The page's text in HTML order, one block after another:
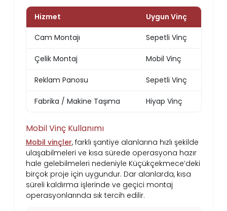
Hizmet Uygun Vinç
Cam Montajı Sepetli Vinç
Çelik Montaj Mobil Vinç
Reklam Panosu Sepetli Vinç
Fabrika / Makine Taşıma Hiyap Vinç
Mobil Vinç Kullanımı
Mobil vinçler, farklı şantiye alanlarına hızlı şekilde
ulaşabilmeleri ve kısa sürede operasyona hazır
hale gelebilmeleri nedeniyle Küçükçekmece’deki
birçok proje için uygundur. Dar alanlarda, kısa
süreli kaldırma işlerinde ve geçici montaj
operasyonlarında sık tercih edilir.